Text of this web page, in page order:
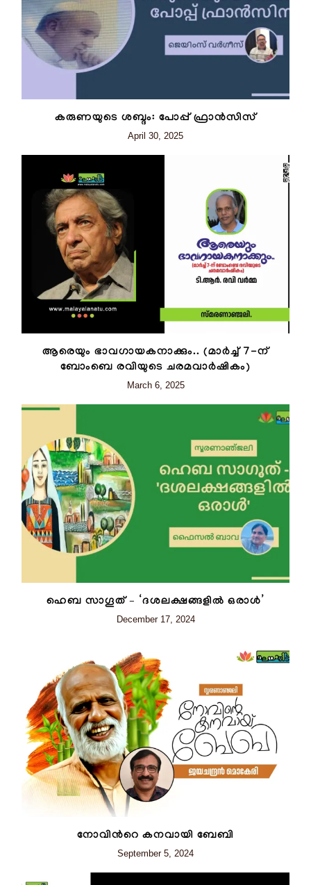
കരുണയുടെ ശബ്ദം: പോപ്പ് ഫ്രാൻസിസ്
April 30, 2025
ആരെയും ഭാവഗായകനാക്കും.. (മാർച്ച് 7-ന്
ബോംബെ രവിയുടെ ചരമവാർഷികം)
March 6, 2025
ഹെബ സാഗൂത് – ‘ദശലക്ഷങ്ങളിൽ ഒരാൾ’
December 17, 2024
നോവിന്‍റെ കനവായി ബേബി
September 5, 2024